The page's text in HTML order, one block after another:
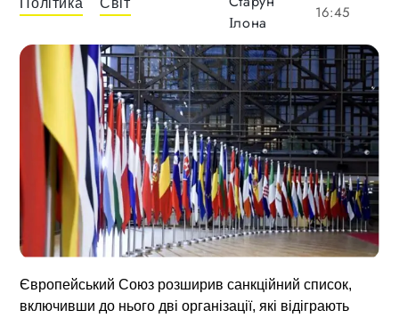
Ілона
16:45
Європейський Союз розширив санкційний список,
включивши до нього дві організації, які відіграють